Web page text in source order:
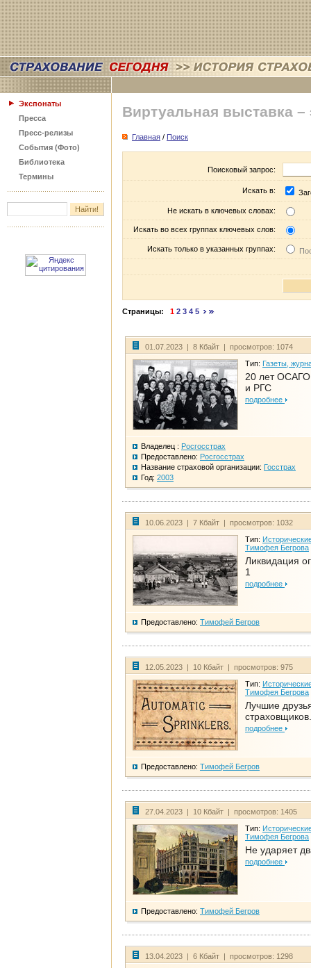
Экспонаты
Пресса
Пресс-релизы
События (Фото)
Библиотека
Термины
Виртуальная выставка –
Главная / Поиск
Поисковый запрос:
Искать в:
Не искать в ключевых словах:
Искать во всех группах ключевых слов:
Искать только в указанных группах:
Страницы: 1 2 3 4 5
01.07.2023 | 8 Кбайт | просмотров: 1074
Тип: Газеты,
20 лет
и РГС
подробнее
Владелец : Росгосстрах
Предоставлено: Росгосстрах
Название страховой организации: Госстрах
Год: 2003
10.06.2023 | 7 Кбайт | просмотров: 1032
Тип:
Тимофея Бегрова
Ликвидация
1
подробнее
Предоставлено: Тимофей Бегров
12.05.2023 | 10 Кбайт | просмотров: 975
Тип:
Тимофея Бегрова
Лучшие
подробнее
Предоставлено: Тимофей Бегров
27.04.2023 | 10 Кбайт | просмотров: 1405
Тип:
Тимофея Бегрова
Не ударяет
подробнее
Предоставлено: Тимофей Бегров
13.04.2023 | 6 Кбайт | просмотров: 1298